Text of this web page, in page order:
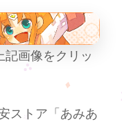
記画像をクリッ
ストア「あみあ